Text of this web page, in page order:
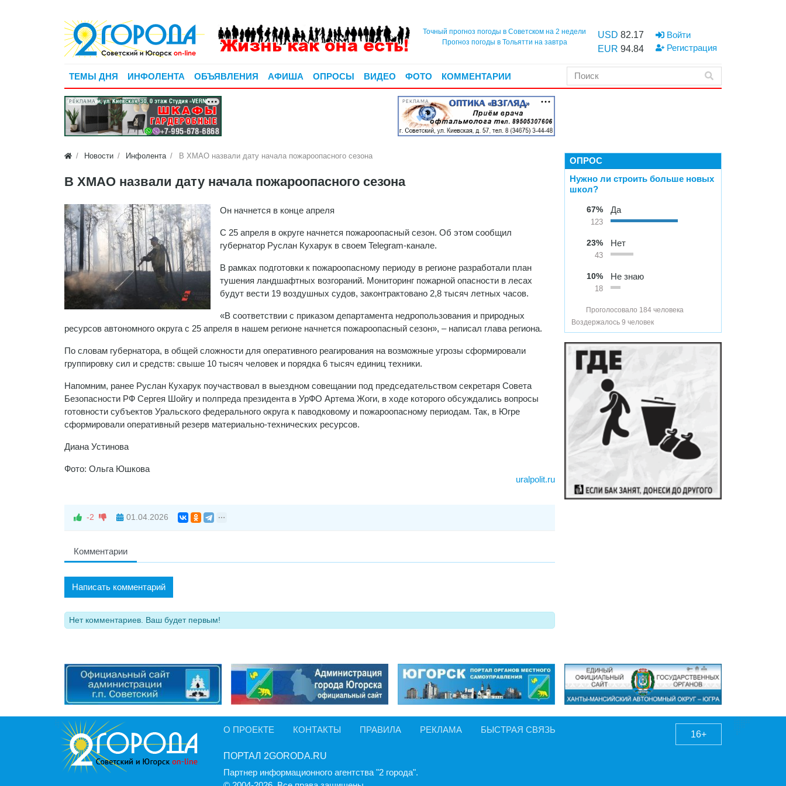
Точный прогноз погоды в Советском на 2 недели
Прогноз погоды в Тольятти на завтра
USD 82.17
EUR 94.84
Войти
Регистрация
ТЕМЫ ДНЯ ИНФОЛЕНТА ОБЪЯВЛЕНИЯ АФИША ОПРОСЫ ВИДЕО ФОТО КОММЕНТАРИИ
РЕКЛАМА РЕКЛАМА
Новости Инфолента В ХМАО назвали дату начала пожароопасного сезона
В ХМАО назвали дату начала пожароопасного сезона
Он начнется в конце апреля
С 25 апреля в округе начнется пожароопасный сезон. Об этом сообщил
губернатор Руслан Кухарук в своем Telegram-канале.
В рамках подготовки к пожароопасному периоду в регионе разработали план
тушения ландшафтных возгораний. Мониторинг пожарной опасности в лесах
будут вести 19 воздушных судов, законтрактовано 2,8 тысяч летных часов.
«В соответствии с приказом департамента недропользования и природных
ресурсов автономного округа с 25 апреля в нашем регионе начнется пожароопасный сезон», – написал глава региона.
По словам губернатора, в общей сложности для оперативного реагирования на возможные угрозы сформировали
группировку сил и средств: свыше 10 тысяч человек и порядка 6 тысяч единиц техники.
Напомним, ранее Руслан Кухарук поучаствовал в выездном совещании под председательством секретаря Совета
Безопасности РФ Сергея Шойгу и полпреда президента в УрФО Артема Жоги, в ходе которого обсуждались вопросы
готовности субъектов Уральского федерального округа к паводковому и пожароопасному периодам. Так, в Югре
сформировали оперативный резерв материально-технических ресурсов.
Диана Устинова
Фото: Ольга Юшкова
uralpolit.ru
-2 01.04.2026
Комментарии
Написать комментарий
Нет комментариев. Ваш будет первым!
ОПРОС
Нужно ли строить больше новых
школ?
67%
123
Да
23%
43
Нет
10%
18
Не знаю
Проголосовало 184 человека
Воздержалось 9 человек
О ПРОЕКТЕ КОНТАКТЫ ПРАВИЛА РЕКЛАМА БЫСТРАЯ СВЯЗЬ
ПОРТАЛ 2GORODA.RU
Партнер информационного агентства "2 города".
16+